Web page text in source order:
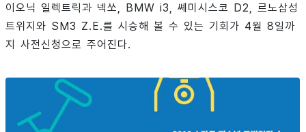
이오닉 일렉트릭과 넥쏘, BMW i3, 쎼미시스코 D2, 르노삼성
트위지와 SM3 Z.E.를 시승해 볼 수 있는 기회가 4월 8일까
지 사전신청으로 주어진다.